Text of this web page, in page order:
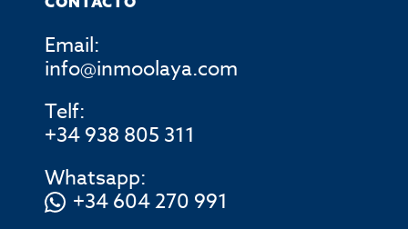
Email:
info@inmoolaya.com
Telf:
+34 938 805 311
Whatsapp:
+34 604 270 991